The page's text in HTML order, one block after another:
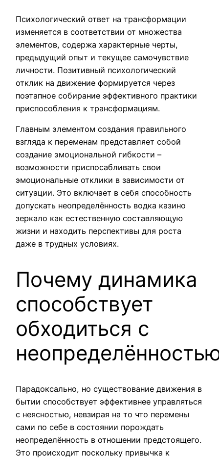
Психологический ответ на трансформации
изменяется в соответствии от множества
элементов, содержа характерные черты,
предыдущий опыт и текущее самочувствие
личности. Позитивный психологический
отклик на движение формируется через
поэтапное собирание эффективного практики
приспособления к трансформациям.
Главным элементом создания правильного
взгляда к переменам представляет собой
создание эмоциональной гибкости –
возможности приспосабливать свои
эмоциональные отклики в зависимости от
ситуации. Это включает в себя способность
допускать неопределённость водка казино
зеркало как естественную составляющую
жизни и находить перспективы для роста
даже в трудных условиях.
Почему динамика
способствует
обходиться с
Парадоксально, но существование движения в
бытии способствует эффективнее управляться
с неясностью, невзирая на то что перемены
сами по себе в состоянии порождать
неопределённость в отношении предстоящего.
Это происходит поскольку привычка к